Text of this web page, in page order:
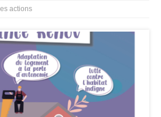
actions